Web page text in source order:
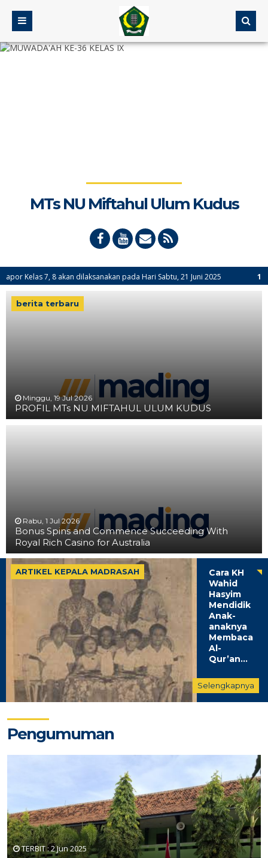
MTs NU Miftahul Ulum Kudus
dilaksanakan pada Hari Sabtu, 21 Juni 2025
1 tahun yang
9 akan diumumkan pada tanggal 02 Juni 2025 Jam 17.00 WIB di Group WA
berita terbaru
Minggu, 19 Jul 2026
PROFIL MTs NU MIFTAHUL ULUM KUDUS
Rabu, 1 Jul 2026
Bonus Spins and Commence Succeeding With
Royal Rich Casino for Australia
ARTIKEL KEPALA MADRASAH
Cara KH
Wahid
Hasyim
Mendidik
Anak-
anaknya
Membaca
Al-
Qur’an...
Selengkapnya
Pengumuman
TERBIT :2 Jun 2025